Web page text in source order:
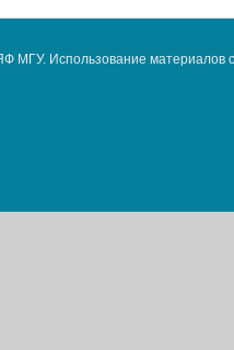
Использование материалов